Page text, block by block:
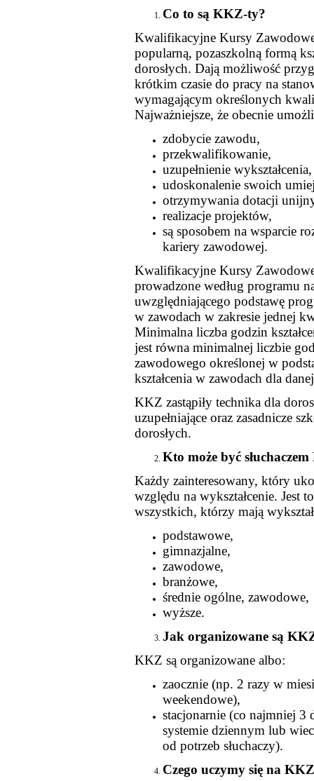
Co to są KKZ-ty?
Kwalifikacyjne Kursy Zawodowe
popularną, pozaszkolną formą
dorosłych. Dają możliwość
krótkim czasie do pracy na
wymagającym określonych
Najważniejsze, że obecnie
zdobycie zawodu,
przekwalifikowanie,
uzupełnienie wykształcenia,
udoskonalenie swoich
otrzymywania dotacji
realizacje projektów,
są sposobem na wsparcie
kariery zawodowej.
Kwalifikacyjne Kursy
prowadzone według programu
uwzględniającego podstawę
w zawodach w zakresie jednej
Minimalna liczba godzin
jest równa minimalnej liczbie
zawodowego określonej w
kształcenia w zawodach dla
KKZ zastąpiły technika dla
uzupełniające oraz zasadnicze
dorosłych.
Kto może być
Każdy zainteresowany, który
względu na wykształcenie. Jest
wszystkich, którzy mają
podstawowe,
gimnazjalne,
zawodowe,
branżowe,
średnie ogólne, zawodowe,
wyższe.
Jak organizowane są
KKZ są organizowane albo:
zaocznie (np. 2 razy w
weekendowe),
stacjonarnie (co najmniej
systemie dziennym lub
od potrzeb słuchaczy).
Czego uczymy się na